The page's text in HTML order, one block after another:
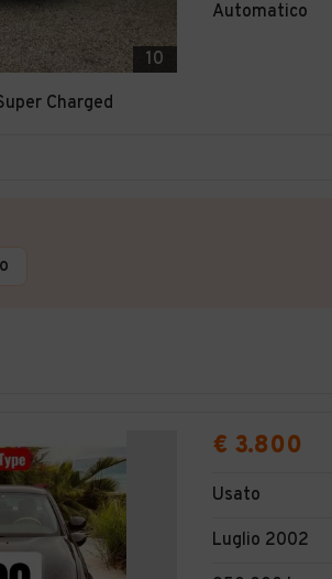
10
Charged
Automatico
€ 3.800
Usato
Luglio 2002